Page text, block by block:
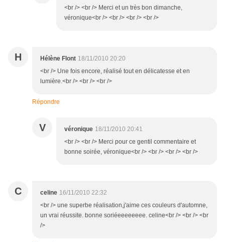
<br /> <br /> Merci et un très bon dimanche,
véronique<br /> <br /> <br /> <br />
H Hélène Flont 18/11/2010 20:20
<br /> Une fois encore, réalisé tout en délicatesse et en
lumière.<br /> <br /> <br />
Répondre
V véronique 18/11/2010 20:41
<br /> <br /> Merci pour ce gentil commentaire et
bonne soirée, véronique<br /> <br /> <br /> <br />
C celine 16/11/2010 22:32
<br /> une superbe réalisation,j'aime ces couleurs d'automne,
un vrai réussite. bonne soriéeeeeeeee. celine<br /> <br /> <br
/>